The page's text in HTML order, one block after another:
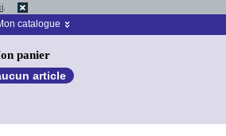
catalogue
panier
article